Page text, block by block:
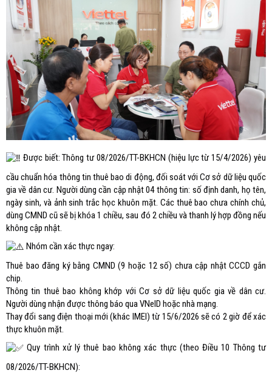
Được biết: Thông tư 08/2026/TT-BKHCN (hiệu lực từ 15/4/2026) yêu
cầu chuẩn hóa thông tin thuê bao di động, đối soát với Cơ sở dữ liệu quốc
gia về dân cư. Người dùng cần cập nhật 04 thông tin: số định danh, họ tên,
ngày sinh, và ảnh sinh trắc học khuôn mặt. Các thuê bao chưa chính chủ,
dùng CMND cũ sẽ bị khóa 1 chiều, sau đó 2 chiều và thanh lý hợp đồng nếu
không cập nhật.
Nhóm cần xác thực ngay:
Thuê bao đăng ký bằng CMND (9 hoặc 12 số) chưa cập nhật CCCD gắn
chip.
Thông tin thuê bao không khớp với Cơ sở dữ liệu quốc gia về dân cư.
Người dùng nhận được thông báo qua VNeID hoặc nhà mạng.
Thay đổi sang điện thoại mới (khác IMEI) từ 15/6/2026 sẽ có 2 giờ để xác
thực khuôn mặt.
Quy trình xử lý thuê bao không xác thực (theo Điều 10 Thông tư
08/2026/TT-BKHCN):